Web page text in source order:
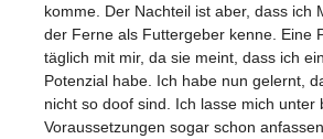
komme. Der Nachteil ist aber, dass ich
der Ferne als Futtergeber kenne. Eine
täglich mit mir, da sie meint, dass ich
Potenzial habe. Ich habe nun gelernt,
nicht so doof sind. Ich lasse mich unter
Voraussetzungen sogar schon